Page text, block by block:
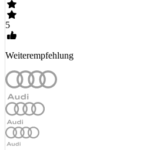
5
Weiterempfehlung